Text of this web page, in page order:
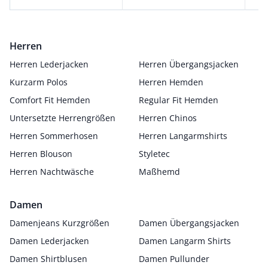
Herren
Herren Lederjacken
Herren Übergangsjacken
Kurzarm Polos
Herren Hemden
Comfort Fit Hemden
Regular Fit Hemden
Untersetzte Herrengrößen
Herren Chinos
Herren Sommerhosen
Herren Langarmshirts
Herren Blouson
Styletec
Herren Nachtwäsche
Maßhemd
Damen
Damenjeans Kurzgrößen
Damen Übergangsjacken
Damen Lederjacken
Damen Langarm Shirts
Damen Shirtblusen
Damen Pullunder